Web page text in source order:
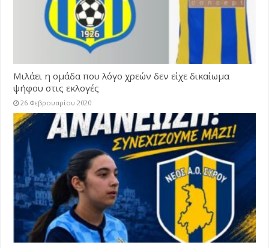
Μιλάει η ομάδα που λόγο χρεών δεν είχε δικαίωμα
ψήφου στις εκλογές
26 Φεβρουαρίου 2020